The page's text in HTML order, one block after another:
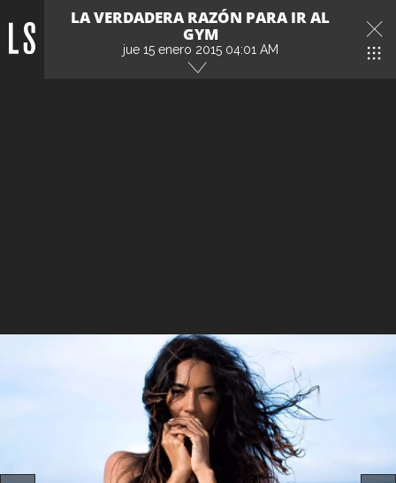
LA VERDADERA RAZÓN PARA IR AL
GYM
jue 15 enero 2015 04:01 AM